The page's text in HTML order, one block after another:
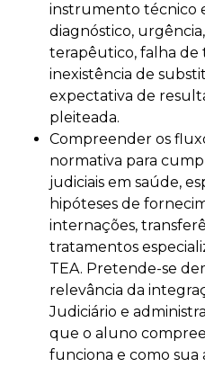
instrumento técnico
diagnóstico,
terapêutico, falha de
inexistência de
expectativa de
pleiteada.
Compreender os
normativa para
judiciais em saúde,
hipóteses de
internações,
tratamentos
TEA. Pretende-se
relevância da
Judiciário e
que o aluno
funciona e como